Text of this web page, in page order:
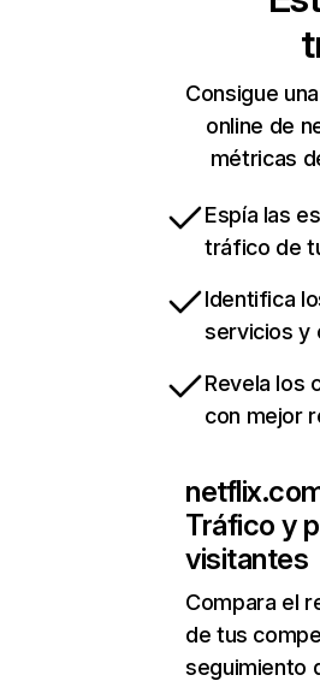
Consigue
online de
métricas
Espía las
tráfico de
Identifica
servicios y
Revela los
con mejor
Tráfico y
visitantes
Compara el
de tus
seguimiento